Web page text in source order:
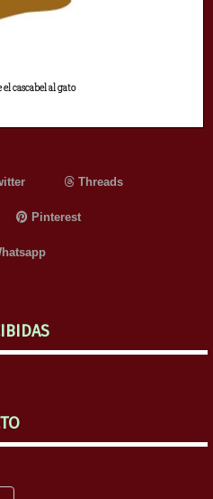
el cascabel al gato
Threads
Pinterest